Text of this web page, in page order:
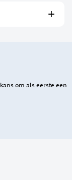
om als eerste een